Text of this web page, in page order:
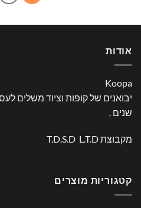
אודות
Koopa
שנים .
מקבוצת T.D.S.D L.T.D
קטגוריות מוצרים